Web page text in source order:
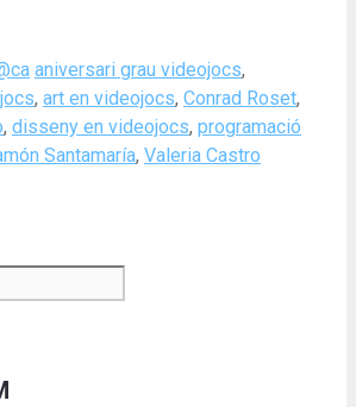
Tags
aniversari grau videojocs,
, art en videojocs, Conrad Roset,
, disseny en videojocs, programació
Santamaría, Valeria Castro